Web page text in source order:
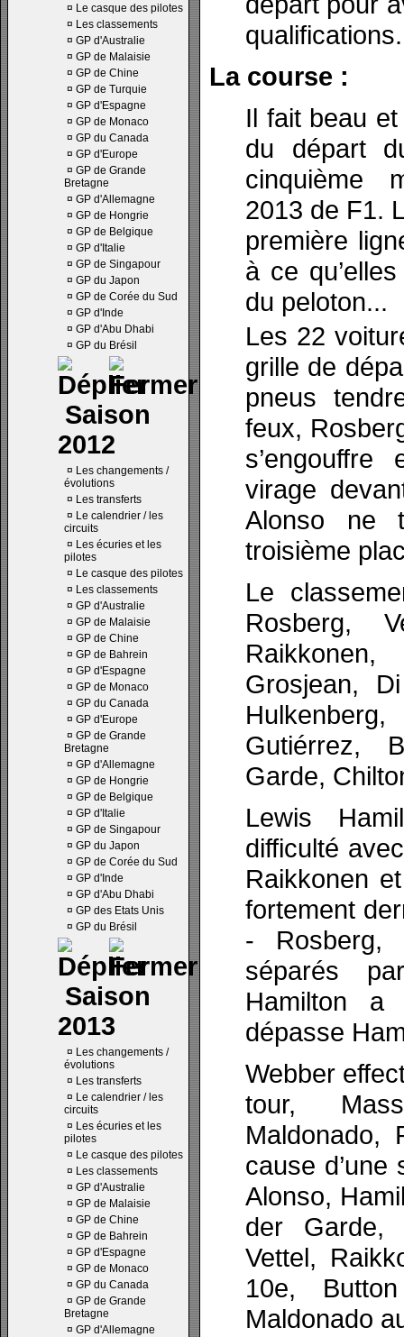
¤ Le casque des pilotes
¤ Les classements
¤ GP d'Australie
¤ GP de Malaisie
¤ GP de Chine
¤ GP de Turquie
¤ GP d'Espagne
¤ GP de Monaco
¤ GP du Canada
¤ GP d'Europe
¤ GP de Grande
Bretagne
¤ GP d'Allemagne
¤ GP de Hongrie
¤ GP de Belgique
¤ GP d'Italie
¤ GP de Singapour
¤ GP du Japon
¤ GP de Corée du Sud
¤ GP d'Inde
¤ GP d'Abu Dhabi
¤ GP du Brésil
Saison
2012
¤ Les changements /
évolutions
¤ Les transferts
¤ Le calendrier / les
circuits
¤ Les écuries et les
pilotes
¤ Le casque des pilotes
¤ Les classements
¤ GP d'Australie
¤ GP de Malaisie
¤ GP de Chine
¤ GP de Bahrein
¤ GP d'Espagne
¤ GP de Monaco
¤ GP du Canada
¤ GP d'Europe
¤ GP de Grande
Bretagne
¤ GP d'Allemagne
¤ GP de Hongrie
¤ GP de Belgique
¤ GP d'Italie
¤ GP de Singapour
¤ GP du Japon
¤ GP de Corée du Sud
¤ GP d'Inde
¤ GP d'Abu Dhabi
¤ GP des Etats Unis
¤ GP du Brésil
Saison
2013
¤ Les changements /
évolutions
¤ Les transferts
¤ Le calendrier / les
circuits
¤ Les écuries et les
pilotes
¤ Le casque des pilotes
¤ Les classements
¤ GP d'Australie
¤ GP de Malaisie
¤ GP de Chine
¤ GP de Bahrein
¤ GP d'Espagne
¤ GP de Monaco
¤ GP du Canada
¤ GP de Grande
Bretagne
¤ GP d'Allemagne
qualifications.
La course :
Il fait beau
du départ
cinquième
2013 de F1.
première
à ce
du peloton...
Les 22
grille de
pneus
feux,
virage
Alonso ne
troisième
Le
Rosberg,
Grosjean,
Gutiérrez,
Garde,
Lewis
difficulté
Raikkonen
fortement
- Rosberg,
séparés
Hamilton a
dépasse
Webber
tour,
Maldonado,
cause
Alonso,
der Garde,
Vettel,
10e,
Maldonado